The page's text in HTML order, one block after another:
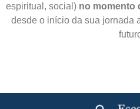
espiritual, social) no momento
desde o início da sua jornada